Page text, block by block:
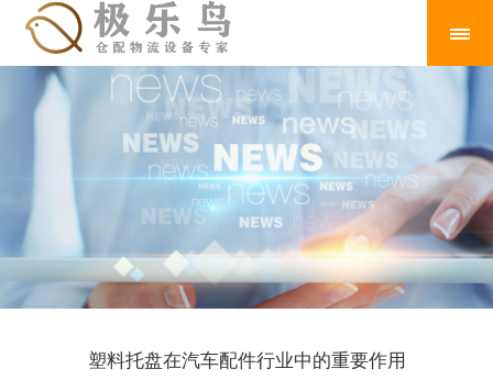
塑料托盘在汽车配件行业中的重要作用